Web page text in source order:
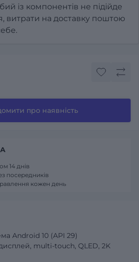
із компонентів не підійде
витрати на доставку поштою
про наявність
Android 10 (API 29)
multi-touch, QLED, 2K
14 днів
посередників
кожен день